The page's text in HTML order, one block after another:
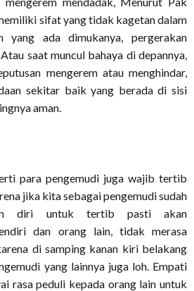
sifat yang tidak kagetan dalam
ada dimukanya, pergerakan
saat muncul bahaya di depannya,
mengerem atau menghindar,
sekitar baik yang berada di sisi
aman.
para pengemudi juga wajib tertib
jika kita sebagai pengemudi sudah
diri untuk tertib pasti akan
dan orang lain, tidak merasa
di samping kanan kiri belakang
yang lainnya juga loh. Empati
rasa peduli kepada orang lain untuk